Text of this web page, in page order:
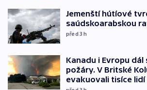
Jemenští hútíové
saúdskoarabskou
před 3h
Kanadu i Evropu dál
požáry. V Britské
evakuovali tisíce lidí